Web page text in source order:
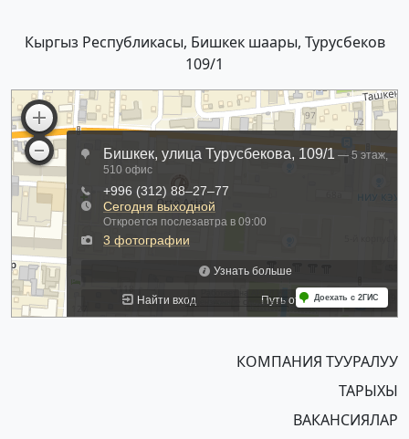
Кыргыз Республикасы, Бишкек шаары, Турусбеков
109/1
КОМПАНИЯ ТУУРАЛУУ
ТАРЫХЫ
ВАКАНСИЯЛАР